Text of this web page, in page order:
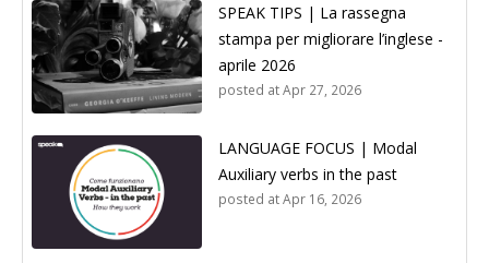
SPEAK TIPS | La rassegna
stampa per migliorare l’inglese -
aprile 2026
posted atApr 27, 2026
LANGUAGE FOCUS | Modal
Auxiliary verbs in the past
posted atApr 16, 2026